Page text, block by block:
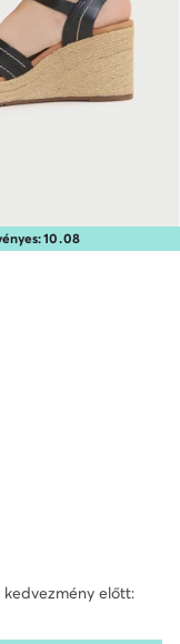
10.08
előtt: